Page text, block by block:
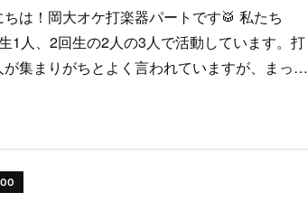
は！岡大オケ打楽器パートです🥁 私たち
1人、2回生の2人の3人で活動しています。打
が集まりがちとよく言われていますが、まっ…